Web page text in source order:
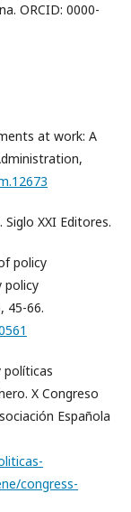
ORCID: 0000-
at work: A
Siglo XXI Editores.
policy
policy
45-66.
políticas
X Congreso
Española
congress-